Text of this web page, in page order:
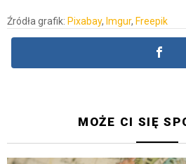
Źródła grafik: Pixabay, Imgur, Freepik
MOŻE CI SIĘ